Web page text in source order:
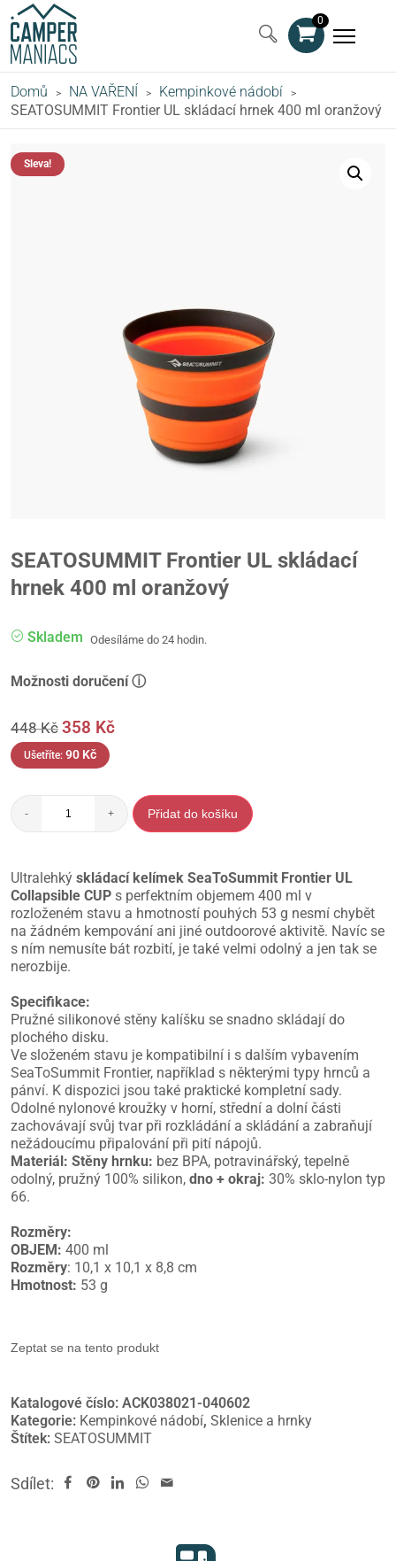
0
Domů > NA VAŘENÍ > Kempinkové nádobí >
SEATOSUMMIT Frontier UL skládací hrnek 400 ml oranžový
Sleva!
SEATOSUMMIT Frontier UL skládací
hrnek 400 ml oranžový
Skladem Odesíláme do 24 hodin.
Možnosti doručení ⓘ
448Kč 358 Kč
Ušetříte: 90 Kč
- + Přidat do košíku
Ultralehký skládací kelímek SeaToSummit Frontier UL
Collapsible CUP s perfektním objemem 400 ml v
rozloženém stavu a hmotností pouhých 53 g nesmí chybět
na žádném kempování ani jiné outdoorové aktivitě. Navíc se
s ním nemusíte bát rozbití, je také velmi odolný a jen tak se
nerozbije.
Specifikace:
Pružné silikonové stěny kalíšku se snadno skládají do
plochého disku.
Ve složeném stavu je kompatibilní i s dalším vybavením
SeaToSummit Frontier, například s některými typy hrnců a
pánví. K dispozici jsou také praktické kompletní sady.
Odolné nylonové kroužky v horní, střední a dolní části
zachovávají svůj tvar při rozkládání a skládání a zabraňují
nežádoucímu připalování při pití nápojů.
Materiál: Stěny hrnku: bez BPA, potravinářský, tepelně
odolný, pružný 100% silikon, dno + okraj: 30% sklo-nylon typ
66.
Rozměry:
OBJEM: 400 ml
Rozměry: 10,1 x 10,1 x 8,8 cm
Hmotnost: 53 g
Zeptat se na tento produkt
Katalogové číslo: ACK038021-040602
Kategorie: Kempinkové nádobí, Sklenice a hrnky
Štítek: SEATOSUMMIT
Sdílet: